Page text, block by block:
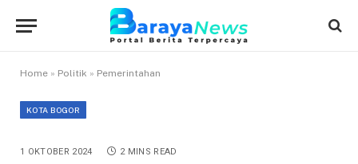
Home » Politik » Pemerintahan
KOTA BOGOR
1 OKTOBER 2024 2 MINS READ